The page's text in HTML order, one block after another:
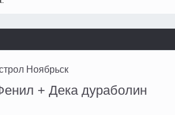
Ноябрьск
+ Дека дураболин